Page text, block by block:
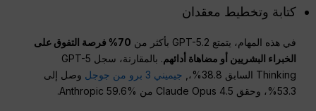
كتابة وتخطيط معقدان
في هذه المهام، يتمتع GPT-5.2 بأكثر من
70% فرصة التفوق على
الخبراء البشريين أو مضاهاة أدائهم
. بالمقارنة، سجل GPT-5
Thinking السابق 38.8%،,
جيميني 3 برو من جوجل
وصل إلى
53.3%، وحقق Claude Opus 4.5 من Anthropic 59.6%.